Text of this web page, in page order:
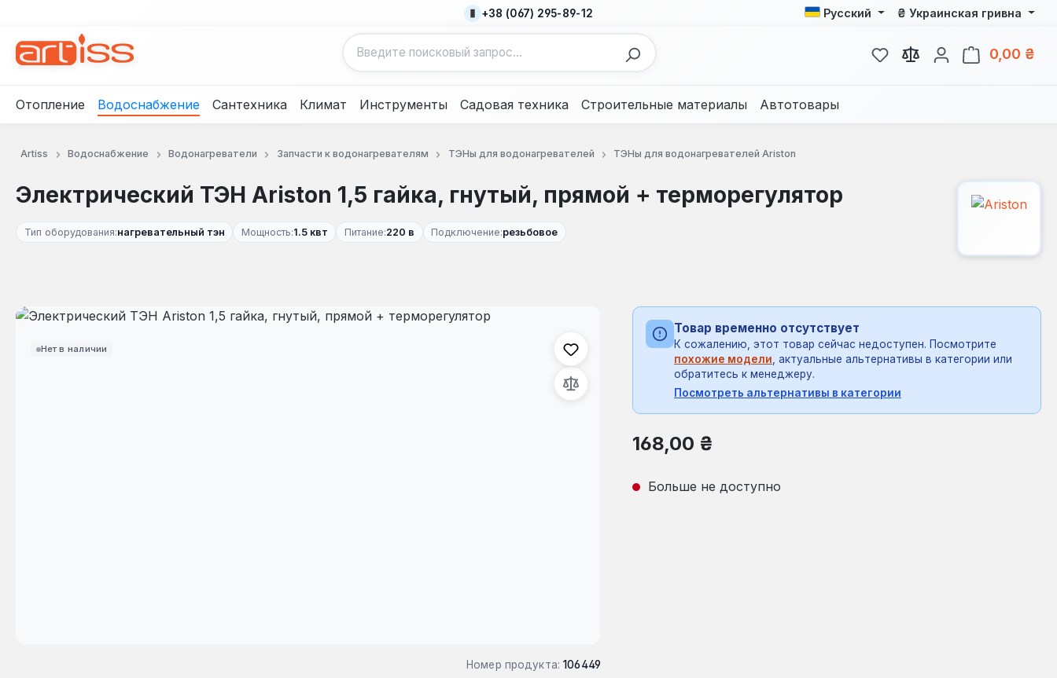
+38 (067) 295-89-12 Русский ₴ Украинская гривна
У вас есть товары из
0,00 ₴
Отопление Водоснабжение Сантехника Климат Инструменты Садовая техника Строительные материалы Автотовары
Artiss Водоснабжение Водонагреватели Запчасти к водонагревателям ТЭНы для водонагревателей ТЭНы для водонагревателей Ariston
Электрический ТЭН Ariston 1,5 гайка, гнутый, прямой + терморегулятор
Тип оборудования:нагревательный тэн Мощность:1.5 квт Питание:220 в Подключение:резьбовое
Нет в наличии
Пропустить галерею изображений
Номер продукта: 106449
Товар временно отсутствует
К сожалению, этот товар сейчас недоступен. Посмотрите
похожие модели , актуальные альтернативы в категории или
обратитесь к менеджеру.
Посмотреть альтернативы в категории
Обычная цена:
168,00 ₴
Больше не доступно